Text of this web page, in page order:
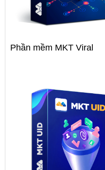
Phần mềm MKT Viral